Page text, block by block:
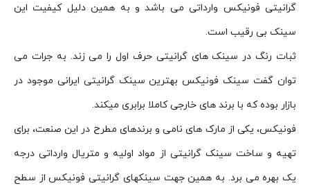
گرانیتی فونیکس وارداتی می باشد و به همین دلیل کیفیت این
سینک بی رقیب است.
ثبات رنگ در سینک های گرانیتی حرف اول را می زند. به جرات می
توان گفت سینک فونیکس بهترین سینک گرانیتی ایرانی موجود در
بازار بوده که با برند های خارجی کاملا برابری میکند.
فونیکس، یکی از مارک های نامی و برندهای مطرح در این صنعت، برای
تهیه و ساخت سینک گرانیتی از مواد اولیه و متریال وارداتی درجه
یک بهره می برد. به همین جهت سینکهای گرانیتی فونیکس از سطح